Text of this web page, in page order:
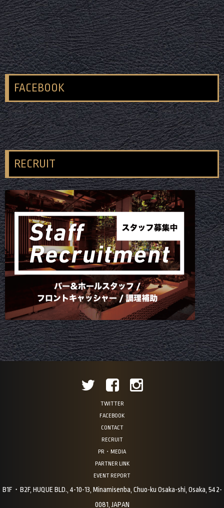
FACEBOOK
RECRUIT
TWITTER
FACEBOOK
CONTACT
RECRUIT
PR・MEDIA
PARTNER LINK
EVENT REPORT
B1F・B2F, HUQUE BLD., 4-10-13, Minamisenba, Chuo-ku Osaka-shi, Osaka, 542-
0081, JAPAN